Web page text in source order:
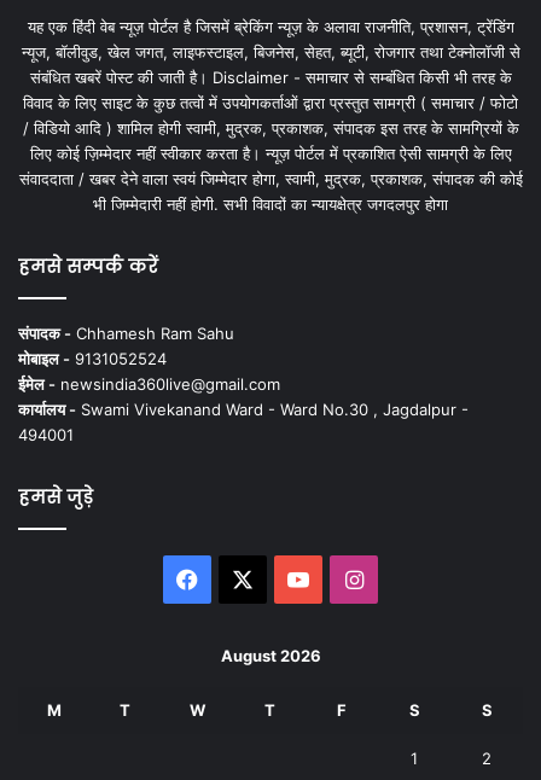
यह एक हिंदी वेब न्यूज़ पोर्टल है जिसमें ब्रेकिंग न्यूज़ के अलावा राजनीति, प्रशासन, ट्रेंडिंग
न्यूज, बॉलीवुड, खेल जगत, लाइफस्टाइल, बिजनेस, सेहत, ब्यूटी, रोजगार तथा टेक्नोलॉजी से
संबंधित खबरें पोस्ट की जाती है। Disclaimer - समाचार से सम्बंधित किसी भी तरह के
विवाद के लिए साइट के कुछ तत्वों में उपयोगकर्ताओं द्वारा प्रस्तुत सामग्री ( समाचार / फोटो
/ विडियो आदि ) शामिल होगी स्वामी, मुद्रक, प्रकाशक, संपादक इस तरह के सामग्रियों के
लिए कोई ज़िम्मेदार नहीं स्वीकार करता है। न्यूज़ पोर्टल में प्रकाशित ऐसी सामग्री के लिए
संवाददाता / खबर देने वाला स्वयं जिम्मेदार होगा, स्वामी, मुद्रक, प्रकाशक, संपादक की कोई
भी जिम्मेदारी नहीं होगी. सभी विवादों का न्यायक्षेत्र जगदलपुर होगा
हमसे सम्पर्क करें
संपादक - Chhamesh Ram Sahu
मोबाइल - 9131052524
ईमेल - newsindia360live@gmail.com
कार्यालय - Swami Vivekanand Ward - Ward No.30 , Jagdalpur -
494001
हमसे जुड़े
Facebook YouTubeInstagram
August 2026
M T W T F S S
1 2